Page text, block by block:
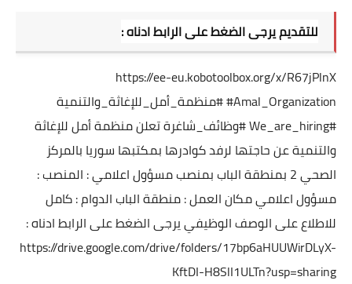
للتقديم يرجى الضغط على الرابط ادناه :
https://ee-eu.kobotoolbox.org/x/R67jPlnX
#Amal_Organization#منظمة_أمل_للإغاثة_والتنمية
#We_are_hiring
#وظائف_شاغرةتعلن منظمة أمل للإغاثة
والتنمية عن حاجتها لرفد كوادرها بمكتبها سوريا بالمركز
الصحي 2 بمنطقة الباب بمنصب مسؤول اعلامي : المنصب :
مسؤول اعلامي مكان العمل : منطقة الباب الدوام : كامل
للاطلاع على الوصف الوظيفي يرجى الضغط على الرابط ادناه :
https://drive.google.com/drive/folders/17bp6aHUUWirDLyX-
KftDI-H8SlI1ULTn?usp=sharing